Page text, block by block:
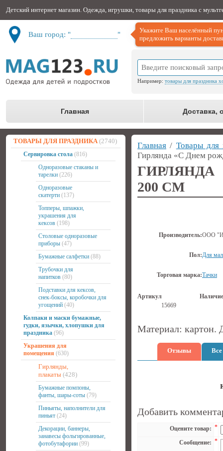
Детский интернет магазин. Одежда, игрушки, товары для праздника с
Ваш город: " "
Укажите Ваш населённый
предложить варианты
Например: товары для праздника
Главная Доставка,
ТОВАРЫ ДЛЯ ПРАЗДНИКА (2740)
Сервировка стола (816)
Одноразовые стаканы и
тарелки (226)
Одноразовые
скатерти (137)
Топперы, шпажки,
украшения для
кексов (198)
Столовые одноразовые
приборы (47)
Бумажные салфетки (88)
Трубочки для
напитков (80)
Подставки для кексов,
снек-боксы, коробочки для
угощений (40)
Колпаки и маски бумажные,
гудки, язычки, хлопушки для
праздника (96)
Украшения для
помещения (630)
Гирлянды,
плакаты (428)
Бумажные помпоны,
фанты, шары-соты (79)
Пиньяты, наполнители для
пиньят (24)
Декорации, баннеры,
занавесы фольгированные,
фотобутафории (99)
Главная / Товары для
Гирлянда «С Днем
200 СМ
Производитель:ООО
Пол:Для
Торговая марка:Тачки
Артикул
Наличие
15669
Материал: картон.
Отзывы
Добавить
Оцените товар: *
Сообщение: *